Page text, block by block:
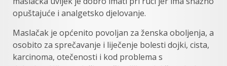
opuštajuće i analgetsko djelovanje.
Maslačak je općenito povoljan za ženska oboljenja, a
osobito za sprečavanje i liječenje bolesti dojki, cista,
karcinoma, otečenosti i kod problema s